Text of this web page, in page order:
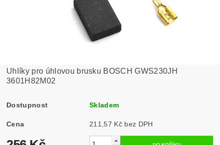
Uhlíky pro úhlovou brusku BOSCH GWS230JH
3601H82M02
Dostupnost Skladem
Cena 211,57 Kč bez DPH